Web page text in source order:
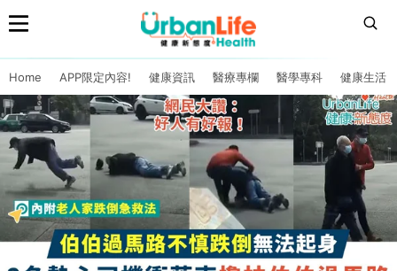
Home APP限定內容! 健康資訊 醫療專欄 醫學專科 健康生活